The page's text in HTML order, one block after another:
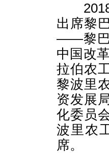
2018
出席黎
——黎巴
中国改
拉伯农
黎波里
资发展
化委员
波里农
席。